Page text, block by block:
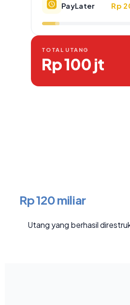
PayLater Rp
TOTAL UTANG
Rp 100 jt
Rp 120 miliar
Utang yang berhasil